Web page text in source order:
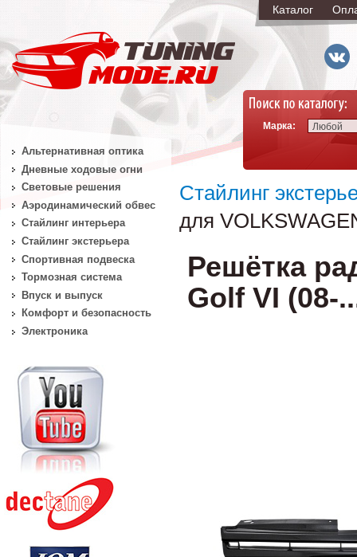
Каталог
Марка: Любой
Стайлинг
для
Решётка
Golf VI (08-
Альтернативная оптика
Дневные ходовые огни
Световые решения
Аэродинамический обвес
Стайлинг интерьера
Стайлинг экстерьера
Спортивная подвеска
Тормозная система
Впуск и выпуск
Комфорт и безопасность
Электроника